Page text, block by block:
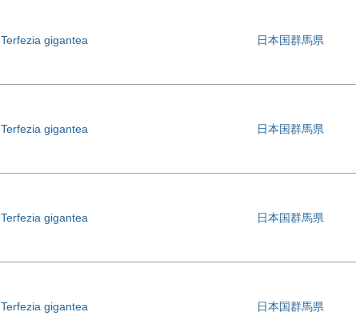
Terfezia gigantea 日本国群馬県
Terfezia gigantea 日本国群馬県
Terfezia gigantea 日本国群馬県
Terfezia gigantea 日本国群馬県